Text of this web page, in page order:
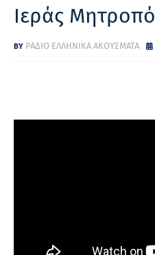
Ιεράς
ΡΑΔΙΟ ΕΛΛΗΝΙΚΑ ΑΚΟΥΣΜΑΤΑ